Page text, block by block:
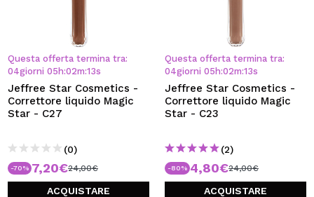
Questa offerta termina tra:
04giorni 05 h:02m:12s
Jeffree Star Cosmetics -
Correttore liquido Magic
Star - C27
(0)
-70% 7,20€24,00€
ACQUISTARE
Questa offerta termina tra:
04giorni 05 h:02m:12s
Jeffree Star Cosmetics -
Correttore liquido Magic
Star - C23
(2)
-80% 4,80€24,00€
ACQUISTARE